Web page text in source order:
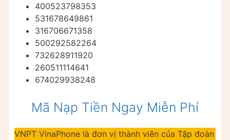
400523798353
531678649861
316706671358
500292582264
732628911920
260511114641
674029938248
Mã Nạp Tiền Ngay Miễn Phí
VNPT VinaPhone là đơn vị thành viên của Tập đoàn